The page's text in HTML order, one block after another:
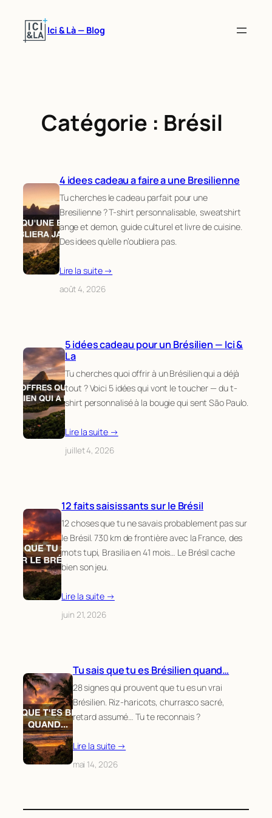
contenu
Ici & Là — Blog
Catégorie : Brésil
4 idees cadeau a faire a une Bresilienne
Tu cherches le cadeau parfait pour une
Bresilienne ? T-shirt personnalisable, sweatshirt
ange et demon, guide culturel et livre de cuisine.
Des idees qu’elle n’oubliera pas.
Lire la suite →
août 4, 2026
5 idées cadeau pour un Brésilien — Ici &
La
Tu cherches quoi offrir à un Brésilien qui a déjà
tout ? Voici 5 idées qui vont le toucher — du t-
shirt personnalisé à la bougie qui sent São Paulo.
Lire la suite →
juillet 4, 2026
12 faits saisissants sur le Brésil
12 choses que tu ne savais probablement pas sur
le Brésil. 730 km de frontière avec la France, des
mots tupi, Brasilia en 41 mois… Le Brésil cache
bien son jeu.
Lire la suite →
juin 21, 2026
Tu sais que tu es Brésilien quand…
28 signes qui prouvent que tu es un vrai
Brésilien. Riz-haricots, churrasco sacré,
retard assumé… Tu te reconnais ?
Lire la suite →
mai 14, 2026